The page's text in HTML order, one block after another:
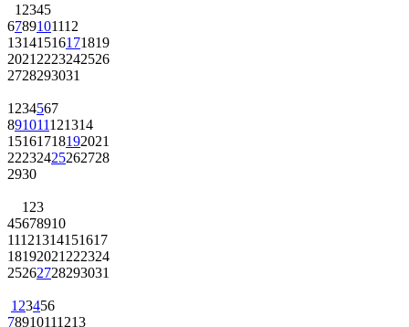
1 2345
6789101112
13141516171819
2021 2223242526
2728293031
1 234567
891011121314
15161718192021
22232425262728
2930
1 23
45678910
11121314151617
18192021 222324
25262728293031
1 23456
78910111213